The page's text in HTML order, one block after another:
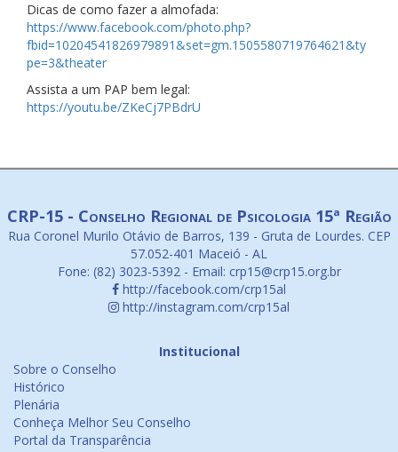
Dicas de como fazer a almofada:
https://www.facebook.com/photo.php?
fbid=10204541826979891&set=gm.1505580719764621&ty
pe=3&theater
Assista a um PAP bem legal:
https://youtu.be/ZKeCj7PBdrU
CRP-15 - Conselho Regional de Psicologia 15ª Região
Rua Coronel Murilo Otávio de Barros, 139 - Gruta de Lourdes. CEP
57.052-401 Maceió - AL
Fone: (82) 3023-5392 - Email: crp15@crp15.org.br
http://facebook.com/crp15al
http://instagram.com/crp15al
Institucional
Sobre o Conselho
Histórico
Plenária
Conheça Melhor Seu Conselho
Portal da Transparência